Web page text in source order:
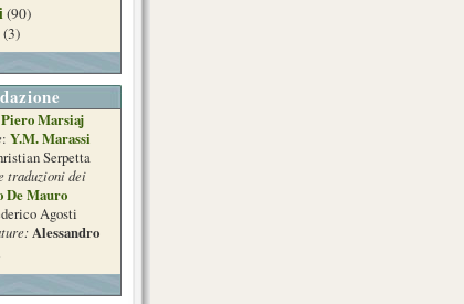
(90)
(3)
Piero Marsiaj
: Y.M. Marassi
Serpetta
traduzioni dei
De Mauro
Agosti
Alessandro